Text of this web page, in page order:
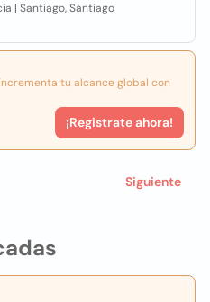
| Santiago, Santiago
tu alcance global con
¡Registrate ahora!
Siguiente